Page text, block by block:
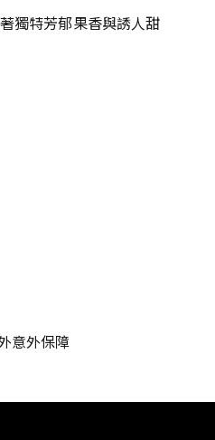
獨特芳郁果香與誘人甜
意外保障